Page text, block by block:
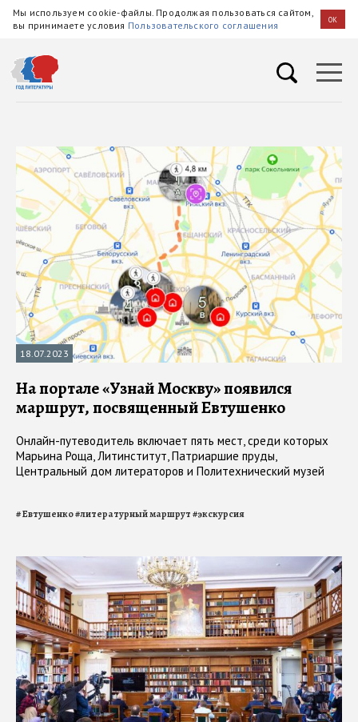
Мы используем cookie-файлы. Продолжая пользоваться сайтом,
вы принимаете условия Пользовательского соглашения OK
18.07.2023
На портале «Узнай Москву» появился
маршрут, посвященный Евтушенко
Онлайн-путеводитель включает пять мест, среди которых
Марьина Роща, Литинститут, Патриаршие пруды,
Центральный дом литераторов и Политехнический музей
#Евтушенко#литературный маршрут#экскурсия